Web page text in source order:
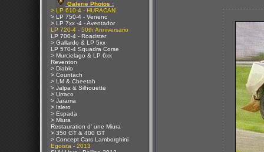
Galerie Photos :
> LP 610-4 - HURACAN
> LP 750-4 - Veneno
> LP 7xx -4 - Aventador
LP 720-4 - 50th Anniversario
LP 700-4 - Roadster
> Gallardo & LP 5xx
LP 570-4 Squadra Corse
> Murcielago & LP 6xx
Reventon
> Diablo
> Countach
> LM & Cheetah
> Jalpa & Silhouette
> Urraco
> Jarama
> Islero
> Espada
> Miura
Restauration d' une Miura
> 350 GT & 400 GT
> Concept Cars Lamborghini
Egoista - 2013